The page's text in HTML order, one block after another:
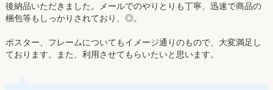
後納品いただきました。メールでのやりとりも丁寧、迅速で商品の
梱包等もしっかりされており、◎。
ポスター、フレームについてもイメージ通りのもので、大変満足し
ております。また、利用させてもらいたいと思います。